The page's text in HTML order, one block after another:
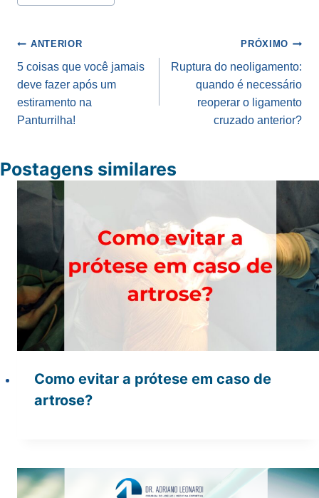
Navegação
de
Post
ANTERIOR
5 coisas que você jamais
deve fazer após um
estiramento na
Panturrilha!
PRÓXIMO
Ruptura do neoligamento:
quando é necessário
reoperar o ligamento
cruzado anterior?
Postagens similares
Como evitar a prótese em caso de
artrose?